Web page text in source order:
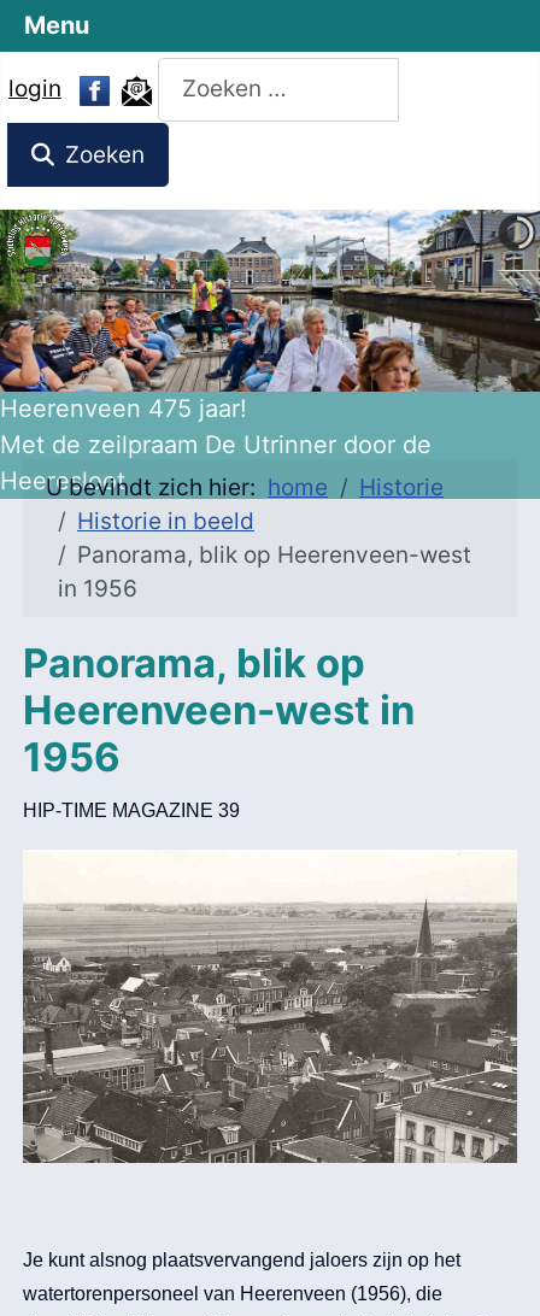
login
Zoeken
Zoeken
Heerenveen 475 jaar!
Met de zeilpraam De Utrinner door de
Heeresloot
U bevindt zich hier: home
Historie
Historie in beeld
Panorama, blik op Heerenveen-west
in 1956
Panorama, blik op
Heerenveen-west in
1956
HIP-TIME MAGAZINE 39
Je kunt alsnog plaatsvervangend jaloers zijn op het
watertorenpersoneel van Heerenveen (1956), die
Menu